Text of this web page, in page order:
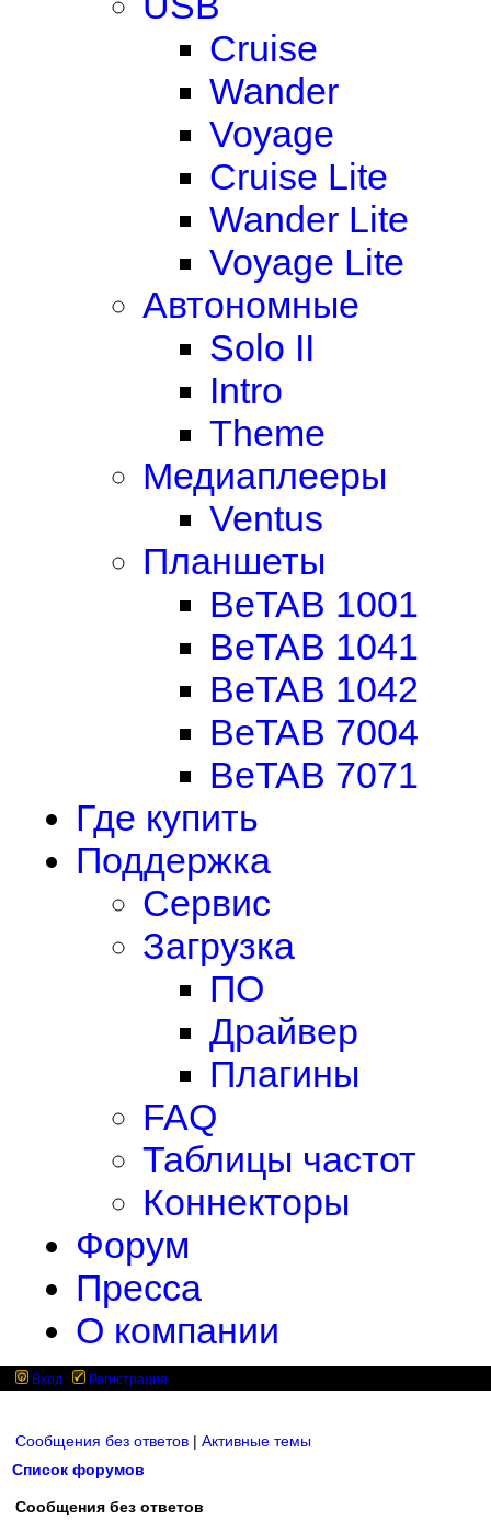
Cruise
Wander
Voyage
Cruise Lite
Wander Lite
Voyage Lite
Автономные
Solo II
Intro
Theme
Медиаплееры
Ventus
Планшеты
BeTAB 1001
BeTAB 1041
BeTAB 1042
BeTAB 7004
BeTAB 7071
Где купить
Поддержка
Сервис
Загрузка
ПО
Драйвер
Плагины
FAQ
Таблицы частот
Коннекторы
Форум
Пресса
О компании
Вход Регистрация
Сообщения без ответов | Активные темы
Список форумов
Сообщения без ответов